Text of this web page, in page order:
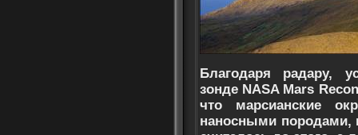
Благодаря радару,
зонде NASA Mars
что марсианские
наносными породами,